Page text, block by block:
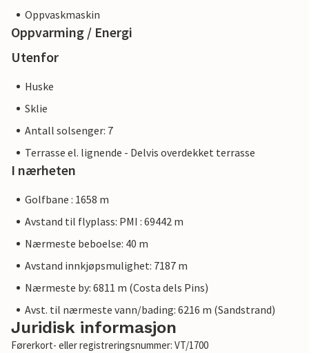
Oppvaskmaskin
Oppvarming / Energi
Utenfor
Huske
Sklie
Antall solsenger: 7
Terrasse el. lignende - Delvis overdekket terrasse
I nærheten
Golfbane : 1658 m
Avstand til flyplass: PMI : 69442 m
Nærmeste beboelse: 40 m
Avstand innkjøpsmulighet: 7187 m
Nærmeste by: 6811 m (Costa dels Pins)
Avst. til nærmeste vann/bading: 6216 m (Sandstrand)
Juridisk informasjon
Førerkort- eller registreringsnummer: VT/1700